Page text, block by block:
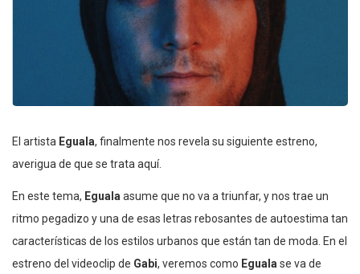
El artista Eguala, finalmente nos revela su siguiente estreno,
averigua de que se trata aquí.
En este tema, Egualaasume que no va a triunfar, y nos trae un
ritmo pegadizo y una de esas letras rebosantes de autoestima tan
características de los estilos urbanos que están tan de moda. En el
estreno del videoclip de Gabi, veremos como Egualase va de